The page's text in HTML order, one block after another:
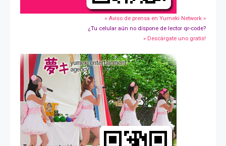
» Aviso de prensa en Yumeki Network »
¿Tu celular aún no dispone de lector qr-code?
» Descárgate uno gratis!